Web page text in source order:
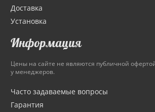
Доставка
Установка
Информация
Цены на сайте не являются публичной
у менеджеров.
Часто задаваемые вопросы
Гарантия